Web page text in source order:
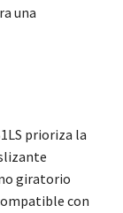
una
prioriza la
giratorio
con